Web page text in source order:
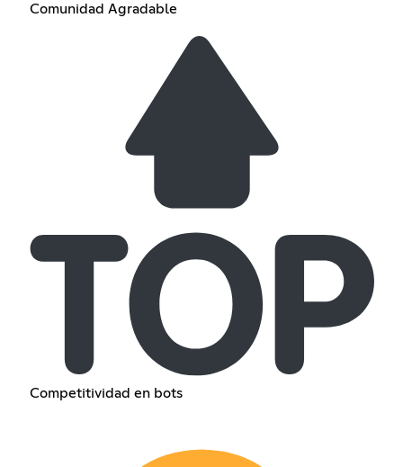
Comunidad Agradable
Competitividad en bots